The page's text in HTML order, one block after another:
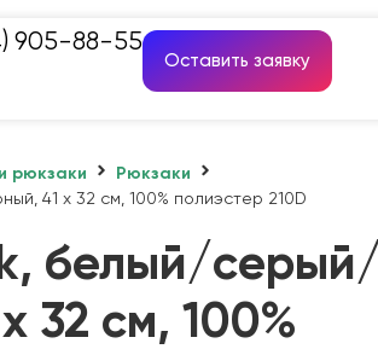
905-88-55
Оставить заявку
рюкзаки
Рюкзаки
41 x 32 см, 100% полиэстер 210D
белый/серый/
32 см, 100%